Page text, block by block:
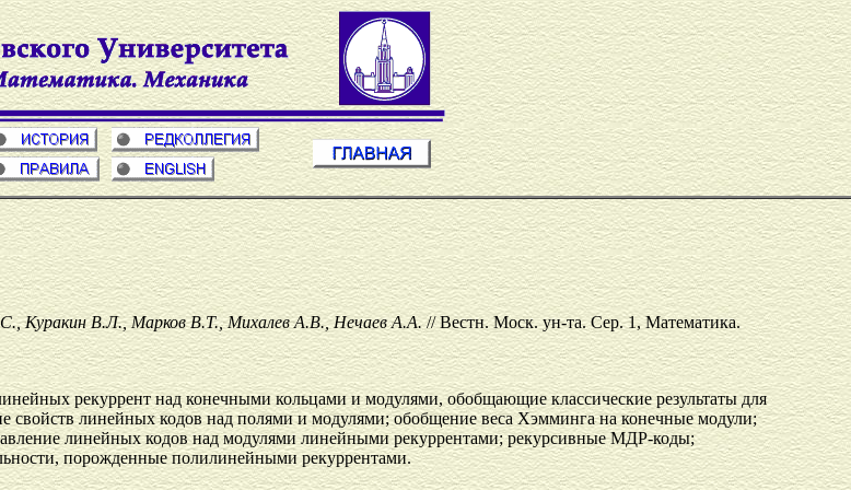
Куракин В.Л., Марков В.Т., Михалев А.В., Нечаев А.А.// Вестн. Моск. ун-та. Сер. 1, Математика.
рекуррент над конечными кольцами и модулями, обобщающие классические результаты для
линейных кодов над полями и модулями; обобщение веса Хэмминга на конечные модули;
линейных кодов над модулями линейными рекуррентами; рекурсивные МДР-коды;
порожденные полилинейными рекуррентами.